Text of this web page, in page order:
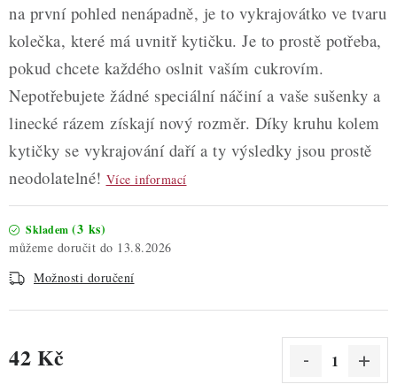
na první pohled nenápadně, je to vykrajovátko ve tvaru
kolečka, které má uvnitř kytičku. Je to prostě potřeba,
pokud chcete každého oslnit vaším cukrovím.
Nepotřebujete žádné speciální náčiní a vaše sušenky a
linecké rázem získají nový rozměr. Díky kruhu kolem
kytičky se vykrajování daří a ty výsledky jsou prostě
neodolatelné! Více informací
Skladem (3 ks)
13.8.2026
Možnosti doručení
42 Kč